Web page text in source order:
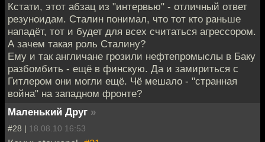
Кстати, этот абзац из "интервью" - отличный ответ
резуноидам. Сталин понимал, что тот кто раньше
нападёт, тот и будет для всех считаться агрессором.
А зачем такая роль Сталину?
Ему и так англичане грозили нефтепромыслы в Баку
разбомбить - ещё в финскую. Да и замириться с
Гитлером они могли ещё. Чё мешало - "странная
война" на западном фронте?
Маленький Друг »
#28 | 18.08.10 16:53